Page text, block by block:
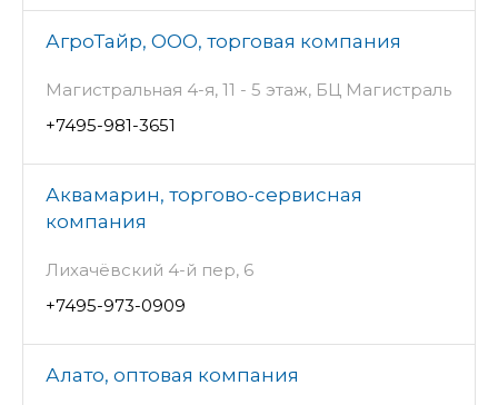
АгроТайр, ООО, торговая компания
Магистральная 4-я, 11 - 5 этаж, БЦ Магистраль
+7495-981-3651
Аквамарин, торгово-сервисная
компания
Лихачёвский 4-й пер, 6
+7495-973-0909
Алато, оптовая компания